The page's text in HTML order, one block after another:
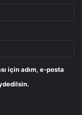
için adım, e-posta